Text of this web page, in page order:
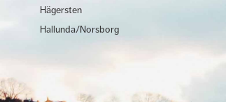
Hägersten
Hallunda/Norsborg